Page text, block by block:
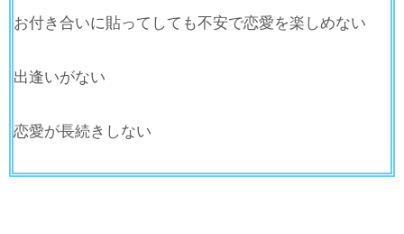
お付き合いに貼ってしても不安で恋愛を楽しめない
出逢いがない
恋愛が長続きしない